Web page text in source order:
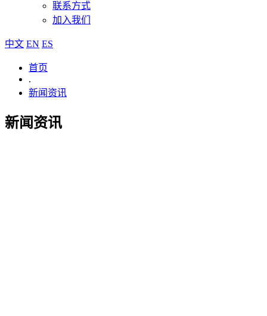
联系方式
加入我们
中文 EN ES
首页
.
新闻资讯
新闻资讯